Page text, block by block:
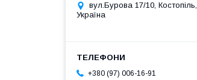
вул.Бурова 17/10, Костопіль,
Україна
+380 (97) 006-16-91